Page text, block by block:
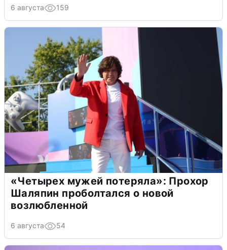
6 августа 159
«Четырех мужей потеряла»: Прохор
Шаляпин проболтался о новой
возлюбленной
6 августа 54